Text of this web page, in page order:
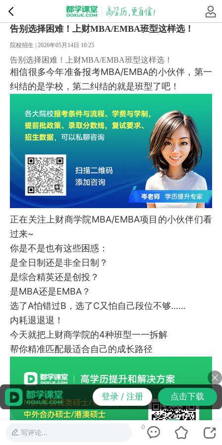
登录 / 注册 点击下载
告别选择困难！上财MBA/EMBA班型这样选！
院校招生 | 2026年05月14日 10:25
告别选择困难！上财MBA/EMBA班型这样选！
相信很多今年准备报考MBA/EMBA的小伙伴，第一
纠结的是学校，第二纠结的就是班型了吧！
正在关注上财商学院MBA/EMBA项目的小伙伴们看
过来~
你是不是也有这些困惑：
是全日制还是非全日制？
是综合精英还是创投？
是MBA还是EMBA？
选了A怕错过B，选了C又怕自己段位不够……
内耗退退退！
今天就把上财商学院的4种班型一一拆解
帮你精准匹配最适合自己的成长路径
写评论…
0